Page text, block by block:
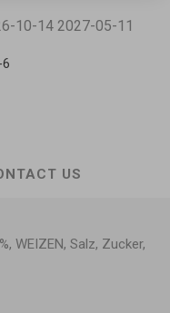
10-14 2027-05-11
US
WEIZEN, Salz, Zucker,